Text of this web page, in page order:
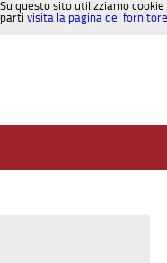
Su questo sito utilizziamo
parti visita la pagina del fornitore